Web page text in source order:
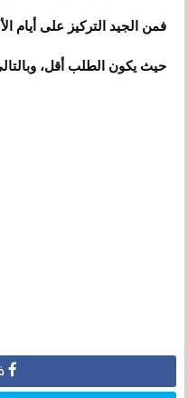
فمن الجيد التركيز على أيام
حيث يكون الطلب أقل،